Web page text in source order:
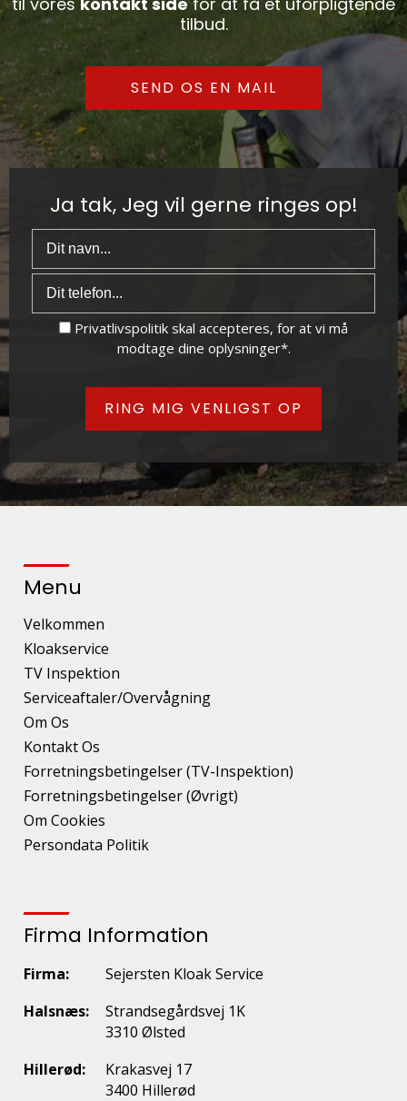
tilbud.
SEND OS EN MAIL
Ja tak, Jeg vil gerne ringes op!
Privatlivspolitik skal accepteres, for at vi må
modtage dine oplysninger*.
Menu
Velkommen
Kloakservice
TV Inspektion
Serviceaftaler/Overvågning
Om Os
Kontakt Os
Forretningsbetingelser (TV-Inspektion)
Forretningsbetingelser (Øvrigt)
Om Cookies
Persondata Politik
Firma Information
Firma:
Sejersten Kloak Service
Halsnæs:
Strandsegårdsvej 1K
3310 Ølsted
Hillerød:
Krakasvej 17
3400 Hillerød